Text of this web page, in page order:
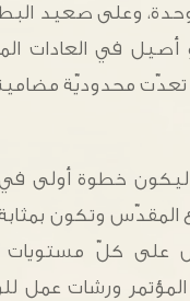
وعلى صعيد
في العادات
تعدّت محدوديّة
خطوة أولى في
وتكون
كلّ مستويات
ورشات عمل